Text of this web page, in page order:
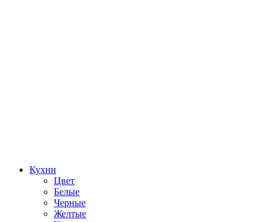
Кухни
Цвет
Белые
Черные
Желтые